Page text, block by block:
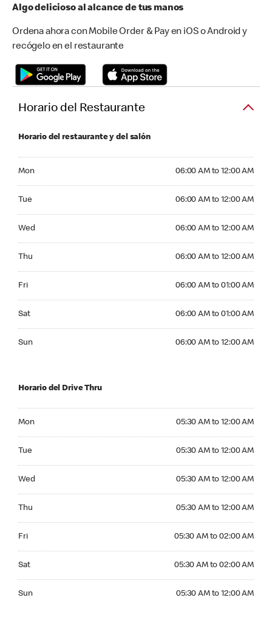
Algo delicioso al alcance de tus manos
Ordena ahora con Mobile Order & Pay en iOS o Android y
recógelo en el restaurante
Horario del Restaurante
Horario del restaurante y del salón
Mon 06:00 AM to 12:00 AM
Tue 06:00 AM to 12:00 AM
Wed 06:00 AM to 12:00 AM
Thu 06:00 AM to 12:00 AM
Fri 06:00 AM to 01:00 AM
Sat 06:00 AM to 01:00 AM
Sun 06:00 AM to 12:00 AM
Horario del Drive Thru
Mon 05:30 AM to 12:00 AM
Tue 05:30 AM to 12:00 AM
Wed 05:30 AM to 12:00 AM
Thu 05:30 AM to 12:00 AM
Fri 05:30 AM to 02:00 AM
Sat 05:30 AM to 02:00 AM
Sun 05:30 AM to 12:00 AM